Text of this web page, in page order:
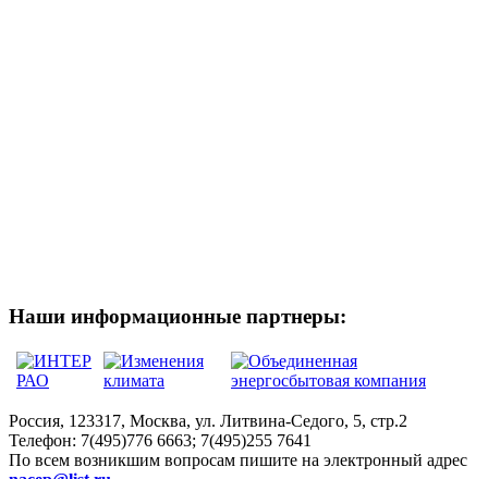
Наши информационные партнеры:
Россия, 123317, Москва, ул. Литвина-Седого, 5, стр.2
Телефон: 7(495)776 6663; 7(495)255 7641
По всем возникшим вопросам пишите на электронный адрес